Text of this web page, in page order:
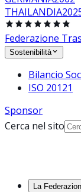
THAILANDIA
Federazione
Sostenibilità
Bilancio
ISO 20121
Sponsor
Cerca nel sito
La